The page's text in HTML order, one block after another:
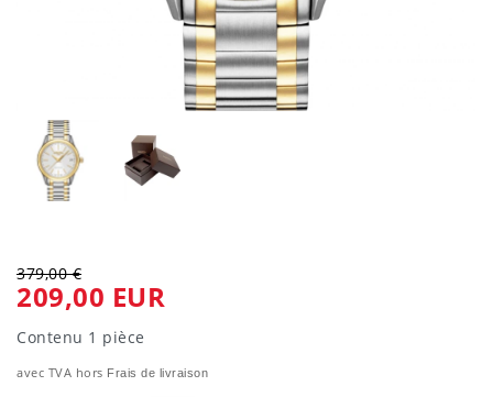
379,00 €
209,00 EUR
Contenu 1 pièce
avec TVA hors Frais de livraison